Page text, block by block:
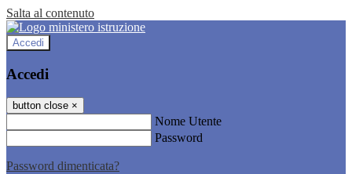
Salta al contenuto
Accedi
Accedi
button close ×
Nome Utente
Password
Password dimenticata?